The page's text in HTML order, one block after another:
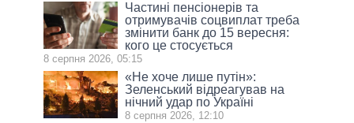
Частині пенсіонерів та
отримувачів соцвиплат треба
змінити банк до 15 вересня:
кого це стосується
8 серпня 2026, 05:15
«Не хоче лише путін»:
Зеленський відреагував на
нічний удар по Україні
8 серпня 2026, 12:10